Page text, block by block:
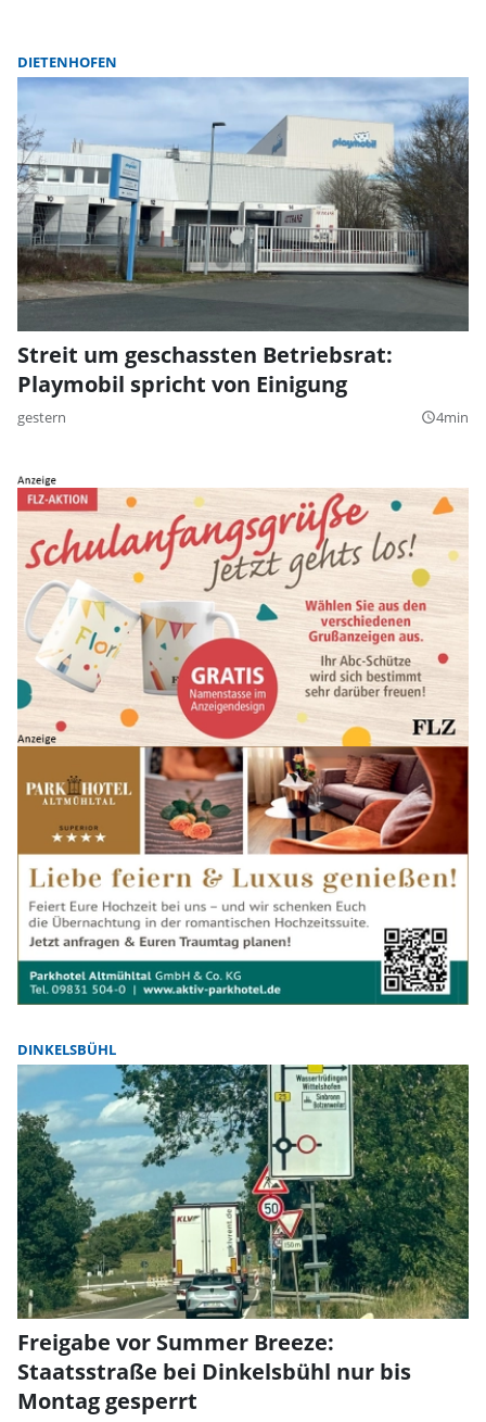
DIETENHOFEN
Streit um geschassten Betriebsrat:
Playmobil spricht von Einigung
gestern query_builder4min
DINKELSBÜHL
Freigabe vor Summer Breeze:
Staatsstraße bei Dinkelsbühl nur bis
Montag gesperrt